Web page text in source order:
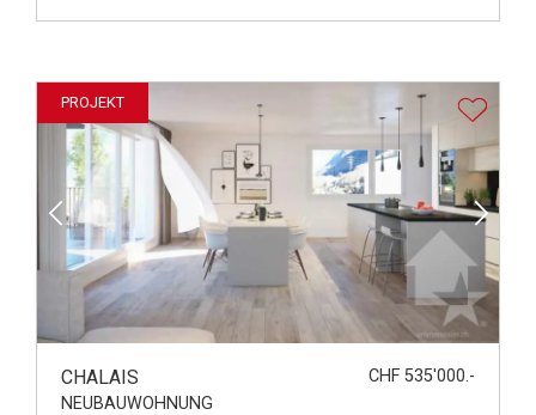
PROJEKT
CHALAIS
CHF 535'000.-
NEUBAUWOHNUNG